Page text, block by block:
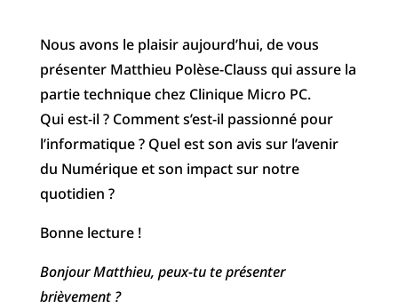
Nous avons le plaisir aujourd’hui, de vous
présenter Matthieu Polèse-Clauss qui assure la
partie technique chez Clinique Micro PC.
Qui est-il ? Comment s’est-il passionné pour
l’informatique ? Quel est son avis sur l’avenir
du Numérique et son impact sur notre
quotidien ?
Bonne lecture !
Bonjour Matthieu, peux-tu te présenter
brièvement ?